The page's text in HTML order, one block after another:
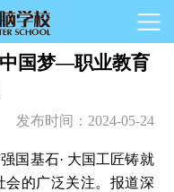
国梦—职业教育
发布时间： 2024-05-24
国基石· 大国工匠铸就
会的广泛关注。报道深